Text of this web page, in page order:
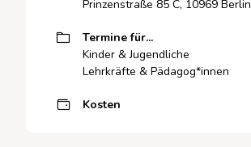
Prinzenstraße 85 C, 10969 Berlin
Termine für...
Kinder & Jugendliche
Lehrkräfte & Pädagog*innen
Kosten